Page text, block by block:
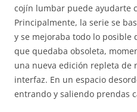
cojín lumbar puede ayudarte
Principalmente, la serie se
y se mejoraba todo lo posible
que quedaba obsoleta,
una nueva edición repleta de
interfaz. En un espacio
entrando y saliendo prendas